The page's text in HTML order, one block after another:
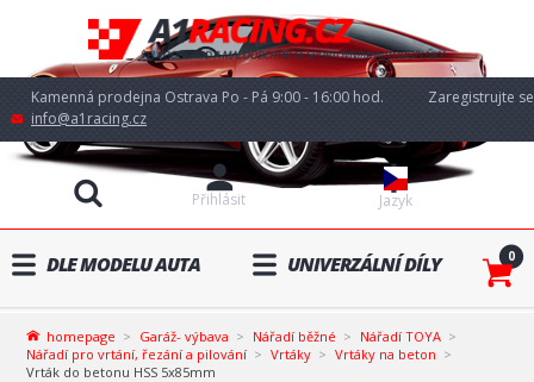
Kamenná prodejna Ostrava Po - Pá 9:00 - 16:00 hod.
info@a1racing.cz
Jazyk
Přihlásit
Zaregistrujte se
DLE MODELU AUTA UNIVERZÁLNÍ DÍLY 0
homepage Garáž- výbava Nářadí běžné
Nářadí TOYA
Nářadí pro vrtání, řezání a pilování
Vrtáky
Vrtáky na beton
Vrták do betonu HSS 5x85mm